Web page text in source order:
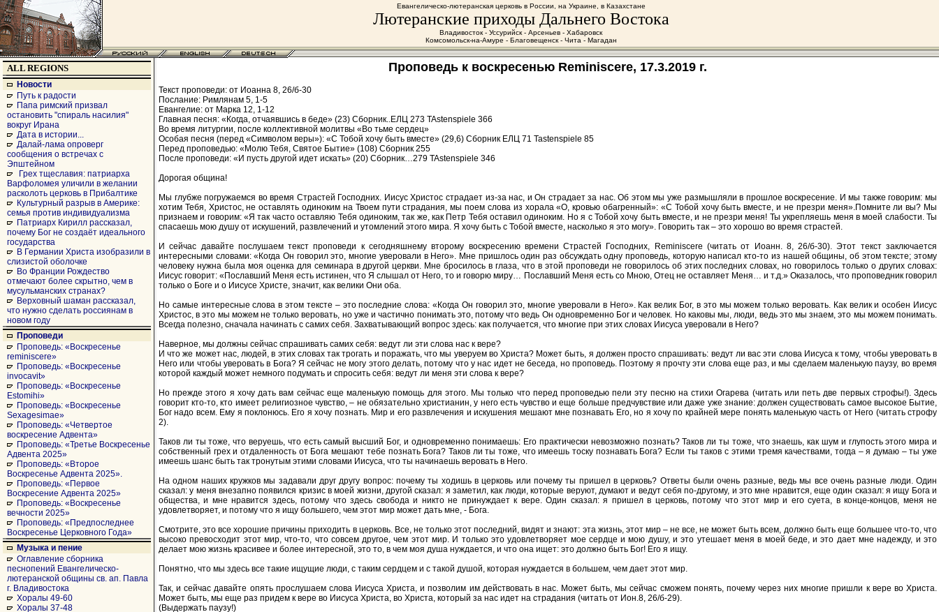
Евангелическо-лютеранская церковь в России, на Украине, в Казахстане
Лютеранские приходы Дальнего Востока
Владивосток - Уссурийск - Арсеньев - Хабаровск
Комсомольск-на-Амуре - Благовещенск - Чита - Магадан
ALL REGIONS
Новости
Путь к радости
Папа римский призвал
остановить "спираль насилия"
вокруг Ирана
Дата в истории...
Далай-лама опроверг
сообщения о встречах с
Эпштейном
Грех тщеславия: патриарха
Варфоломея уличили в желании
расколоть церковь в Прибалтике
Культурный разрыв в Америке:
семья против индивидуализма
Патриарх Кирилл рассказал,
почему Бог не создаёт идеального
государства
В Германии Христа изобразили в
слизистой оболочке
Во Франции Рождество
отмечают более скрытно, чем в
мусульманских странах?
Верховный шаман рассказал,
что нужно сделать россиянам в
новом году
Проповеди
Проповедь: «Воскресенье
reminiscere»
Проповедь: «Воскресенье
invocavit»
Проповедь: «Воскресенье
Estomihi»
Проповедь: «Воскресенье
Sexagesimae»
Проповедь: «Четвертое
воскресение Адвента»
Проповедь: «Третье Воскресенье
Адвента 2025»
Проповедь: «Второе
Воскресенье Адвента 2025».
Проповедь: «Первое
Воскресение Адвента 2025»
Проповедь: «Воскресенье
вечности 2025»
Проповедь: «Предпоследнее
Воскресенье Церковного Года»
Музыка и пение
Оглавление сборника
песнопений Евангелическо-
лютеранской общины св. ап. Павла
г. Владивостока
Хоралы 49-60
Хоралы 37-48
Проповедь к воскресенью Reminiscere, 17.3.2019 г.
Текст проповеди: от Иоанна 8, 26/б-30
Послание: Римлянам 5, 1-5
Евангелие: от Марка 12, 1-12
Главная песня: «Когда, отчаявшись в беде» (23) Сборник..ЕЛЦ 273 TAstenspiele 366
Во время литургии, после коллективной молитвы «Во тьме сердец»
Особая песня (перед «Символом веры»): «С Тобой хочу быть вместе» (29,6) Сборник ЕЛЦ 71 Tastenspiele 85
Перед проповедью: «Молю Тебя, Святое Бытие» (108) Cборник 255
После проповеди: «И пусть другой идет искать» (20) Сборник…279 TAstenspiele 346
Дорогая община!
Мы глубже погружаемся во время Страстей Господних. Иисус Христос страдает из-за нас, и Он страдает за нас. Об этом мы уже размышляли в прошлое воскресение. И мы также говорим: мы
хотим Тебя, Христос, не оставлять одиноким на Твоем пути страдания, мы поем слова из хорала «О, кровью обагренный»: «С Тобой хочу быть вместе, и не презри меня».Помните ли вы? Мы
признаем и говорим: «Я так часто оставляю Тебя одиноким, так же, как Петр Тебя оставил одиноким. Но я с Тобой хочу быть вместе, и не презри меня! Ты укрепляешь меня в моей слабости. Ты
спасаешь мою душу от искушений, развлечений и утомлений этого мира. Я хочу быть с Тобой вместе, насколько я это могу». Говорить так – это хорошо во время страстей.
И сейчас давайте послушаем текст проповеди к сегодняшнему второму воскресению времени Страстей Господних, Reminiscere (читать от Иоанн. 8, 26/б-30). Этот текст заключается
интересными словами: «Когда Он говорил это, многие уверовали в Него». Мне пришлось один раз обсуждать одну проповедь, которую написал кто-то из нашей общины, об этом тексте; этому
человеку нужна была моя оценка для семинара в другой церкви. Мне бросилось в глаза, что в этой проповеди не говорилось об этих последних словах, но говорилось только о других словах:
Иисус говорит: «Пославший Меня есть истинен, что Я слышал от Него, то и говорю миру… Пославший Меня есть со Мною, Отец не оставляет Меня… и т.д.» Оказалось, что проповедник говорил
только о Боге и о Иисусе Христе, значит, как велики Они оба.
Но самые интересные слова в этом тексте – это последние слова: «Когда Он говорил это, многие уверовали в Него». Как велик Бог, в это мы можем только веровать. Как велик и особен Иисус
Христос, в это мы можем не только веровать, но уже и частично понимать это, потому что ведь Он одновременно Бог и человек. Но каковы мы, люди, ведь это мы знаем, это мы можем понимать.
Всегда полезно, сначала начинать с самих себя. Захватывающий вопрос здесь: как получается, что многие при этих словах Иисуса уверовали в Него?
Наверное, мы должны сейчас спрашивать самих себя: ведут ли эти слова нас к вере?
И что же может нас, людей, в этих словах так трогать и поражать, что мы уверуем во Христа? Может быть, я должен просто спрашивать: ведут ли вас эти слова Иисуса к тому, чтобы уверовать в
Него или чтобы уверовать в Бога? Я сейчас не могу этого делать, потому что у нас идет не беседа, но проповедь. Поэтому я прочту эти слова еще раз, и мы сделаем маленькую паузу, во время
которой каждый может немного подумать и спросить себя: ведут ли меня эти слова к вере?
Но прежде этого я хочу дать вам сейчас еще маленькую помощь для этого. Мы только что перед проповедью пели эту песню на стихи Огарева (читать или петь две первых строфы!). Здесь
говорит кто-то, кто имеет религиозное чувство, – не обязательно христианин, у него есть чувство и еще больше предчувствие или даже уже знание: должен существовать самое высокое Бытие,
Бог надо всем. Ему я поклонюсь. Его я хочу познать. Мир и его развлечения и искушения мешают мне познавать Его, но я хочу по крайней мере понять маленькую часть от Него (читать строфу
2).
Таков ли ты тоже, что веруешь, что есть самый высший Бог, и одновременно понимаешь: Его практически невозможно познать? Таков ли ты тоже, что знаешь, как шум и глупость этого мира и
собственный грех и отдаленность от Бога мешают тебе познать Бога? Таков ли ты тоже, что имеешь тоску познавать Бога? Если ты таков с этими тремя качествами, тогда – я думаю – ты уже
имеешь шанс быть так тронутым этими словами Иисуса, что ты начинаешь веровать в Него.
На одном наших кружков мы задавали друг другу вопрос: почему ты ходишь в церковь или почему ты пришел в церковь? Ответы были очень разные, ведь мы все очень разные люди. Один
сказал: у меня внезапно появился кризис в моей жизни, другой сказал: я заметил, как люди, которые веруют, думают и ведут себя по-другому, и это мне нравится, еще один сказал: я ищу Бога и
общества, и мне нравится здесь, потому что здесь свобода и никто не принуждает к вере. Один сказал: я пришел в церковь, потому что этот мир и его суета, в конце-концов, меня не
удовлетворяет, и потому что я ищу большего, чем этот мир может дать мне, - Бога.
Смотрите, это все хорошие причины приходить в церковь. Все, не только этот последний, видят и знают: эта жизнь, этот мир – не все, не может быть всем, должно быть еще большее что-то, что
высоко превосходит этот мир, что-то, что совсем другое, чем этот мир. И только это удовлетворяет мое сердце и мою душу, и это утешает меня в моей беде, и это дает мне надежду, и это
делает мою жизнь красивее и более интересной, это то, в чем моя душа нуждается, и что она ищет: это должно быть Бог! Его я ищу.
Понятно, что мы здесь все такие ищущие люди, с таким сердцем и с такой душой, которая нуждается в большем, чем дает этот мир.
Так, и сейчас давайте опять прослушаем слова Иисуса Христа, и позволим им действовать в нас. Может быть, мы сейчас сможем понять, почему через них многие пришли к вере во Христа.
Может быть, мы еще раз придем к вере во Иисуса Христа, во Христа, который за нас идет на страдания (читать от Ион.8, 26/б-29).
(Выдержать паузу!)